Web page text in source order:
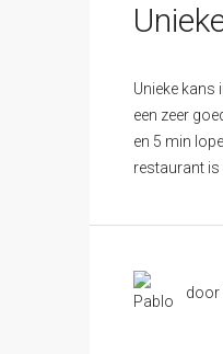
Unieke kans
een zeer
en 5 min
restaurant is
door